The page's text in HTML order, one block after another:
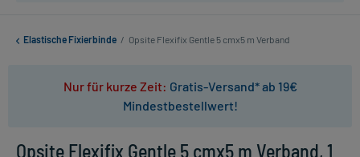
Elastische Fixierbinde / Opsite Flexifix Gentle 5 cmx5 m Verband
Nur für kurze Zeit: Gratis-Versand* ab 19€
Mindestbestellwert!
Opsite Flexifix Gentle 5 cmx5 m Verband, 1